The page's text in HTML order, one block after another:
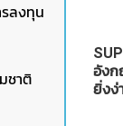
ลงทุน
ชาติ
อังก
ยิ่งง่